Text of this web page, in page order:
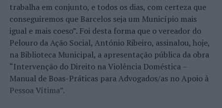
trabalha em conjunto, e todos os dias, com certeza que
conseguiremos que Barcelos seja um Município mais
igual e mais coeso”. Foi desta forma que o vereador do
Pelouro da Ação Social, António Ribeiro, assinalou, hoje,
na Biblioteca Municipal, a apresentação pública da obra
“Intervenção do Direito na Violência Doméstica –
Manual de Boas-Práticas para Advogados/as no Apoio à
Pessoa Vítima”.